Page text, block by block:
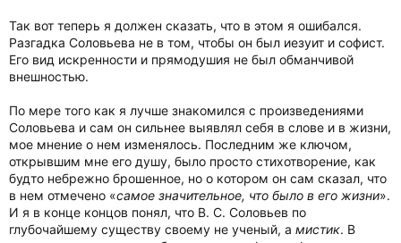
Так вот теперь я должен сказать, что в этом я ошибался.
Разгадка Соловьева не в том, чтобы он был иезуит и софист.
Его вид искренности и прямодушия не был обманчивой
внешностью.
По мере того как я лучше знакомился с произведениями
Соловьева и сам он сильнее выявлял себя в слове и в жизни,
мое мнение о нем изменялось. Последним же ключом,
открывшим мне его душу, было просто стихотворение, как
будто небрежно брошенное, но о котором он сам сказал, что
в нем отмечено «самое значительное, что было в его жизни».
И я в конце концов понял, что В. С. Соловьев по
глубочайшему существу своему не ученый, а мистик. В